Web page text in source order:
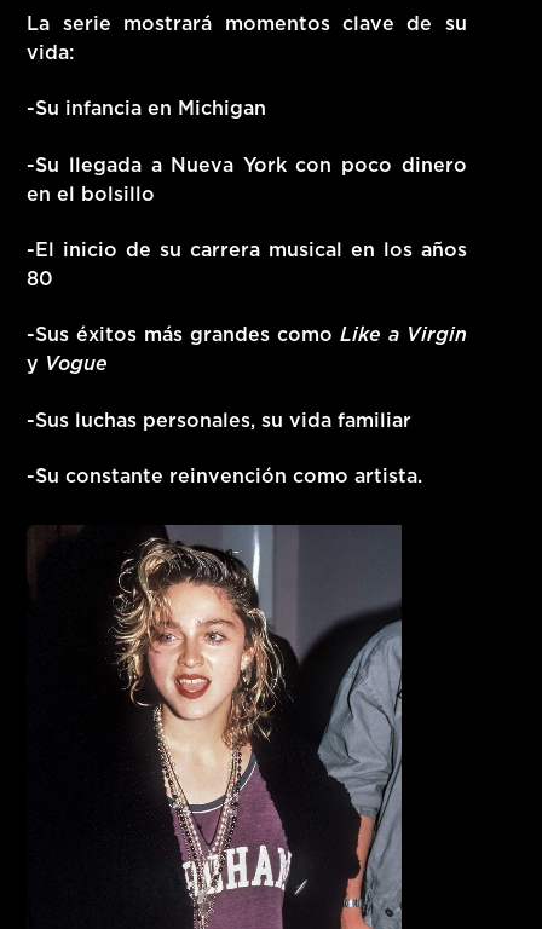
La serie mostrará momentos clave de su
vida:
-Su infancia en Michigan
-Su llegada a Nueva York con poco dinero
en el bolsillo
-El inicio de su carrera musical en los años
80
-Sus éxitos más grandes como Like a Virgin
y Vogue
-Sus luchas personales, su vida familiar
-Su constante reinvención como artista.